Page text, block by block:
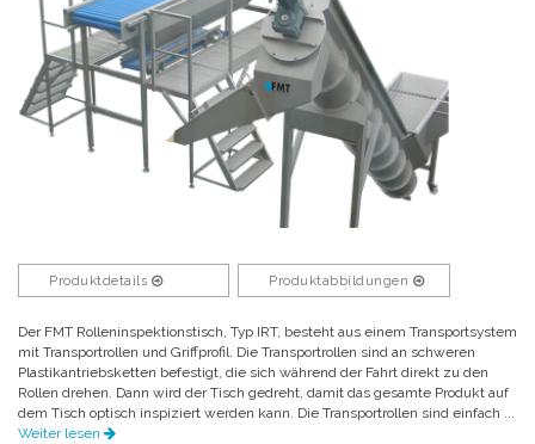
Produktdetails Produktabbildungen
Der FMT Rolleninspektionstisch, Typ IRT, besteht aus einem Transportsystem
mit Transportrollen und Griffprofil. Die Transportrollen sind an schweren
Plastikantriebsketten befestigt, die sich während der Fahrt direkt zu den
Rollen drehen. Dann wird der Tisch gedreht, damit das gesamte Produkt auf
dem Tisch optisch inspiziert werden kann. Die Transportrollen sind einfach ...
Weiter lesen